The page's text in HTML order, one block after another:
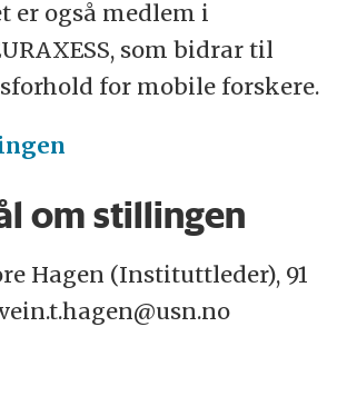
er også medlem i
som bidrar til
for mobile forskere.
om stillingen
Hagen (Instituttleder), 91